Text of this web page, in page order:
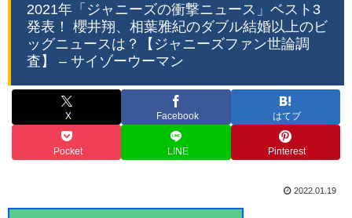
2021年「ジャニーズの衝撃ニュース」ベスト3
発表！ 櫻井翔、相葉雅紀のダブル結婚以上のビ
ッグニュースは？【ジャニーズファン世論調
査】 – サイゾーウーマン
X Facebook はてブ
Pocket LINE Pinterest
2022.01.19